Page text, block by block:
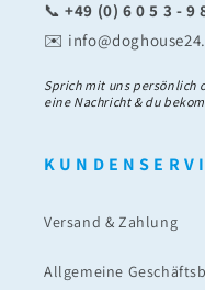
📞+49 (0) 6 0 5 3 - 9
✉️
Sprich mit uns persönlich
eine Nachricht & du
K U N D E N S E R V
Versand & Zahlung
Allgemeine